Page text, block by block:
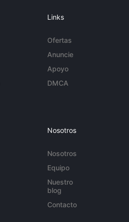
Links
Ofertas
Anuncie
Apoyo
DMCA
Nosotros
Nosotros
Equipo
Nuestro
blog
Contacto